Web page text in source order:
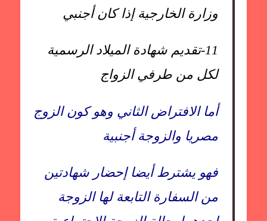
وزارة الخارجية إذا كان أجنبي
11- تقديم شهادة الميلاد الرسمية
لكل من طرفي الزواج
أما الافتراض الثاني وهو كون الزوج
مصريا والزوجة أجنبية
فهو يشترط أيضا إحضار شهادتين
من السفارة التابعة لها الزوجة